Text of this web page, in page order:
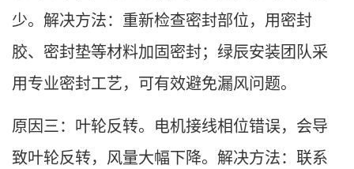
少。解决方法：重新检查密封部位，用密封
胶、密封垫等材料加固密封；绿辰安装团队采
用专业密封工艺，可有效避免漏风问题。
原因三：叶轮反转。电机接线相位错误，会导
致叶轮反转，风量大幅下降。解决方法：联系